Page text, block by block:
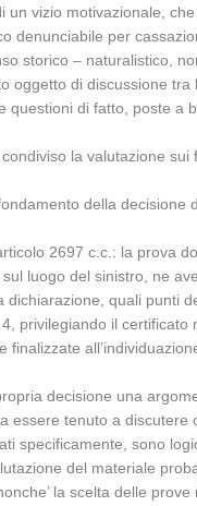
vizio motivazionale,
per
storico – naturalistico,
di discussione
di fatto, poste
la valutazione
della
2697 c.c.: la prova
luogo del sinistro, ne
quali punti
privilegiando il
decisione una
tenuto a
specificamente, sono
del materiale
la scelta delle